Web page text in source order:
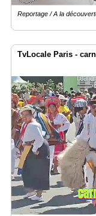
Reportage / A la
TvLocale Paris -